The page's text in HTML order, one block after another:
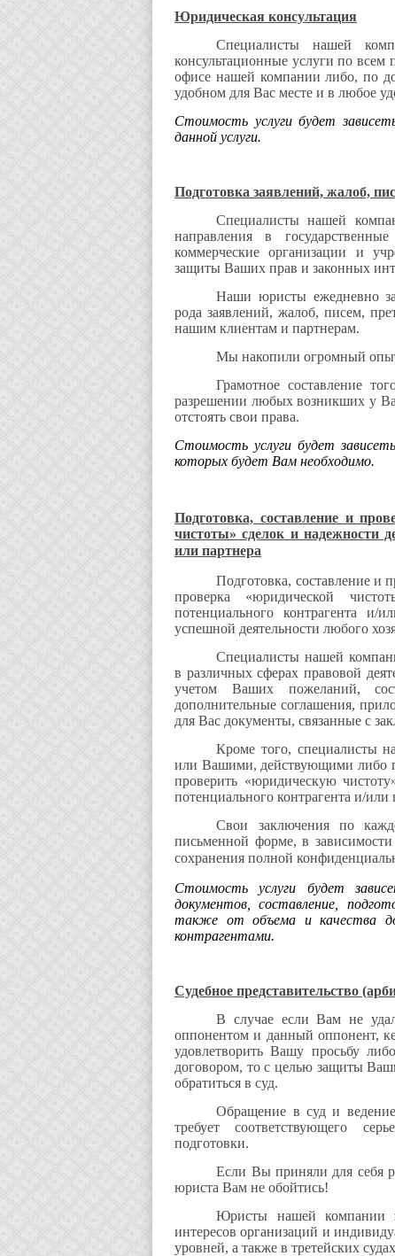
Юридическая консультация
Специалисты нашей
консультационные услуги по
офисе нашей компании либо, по
удобном для Вас месте и в любое
Стоимость услуги будет
данной услуги.
Подготовка заявлений, жалоб,
Специалисты нашей
направления в
коммерческие организации и
защиты Ваших прав и законных
Наши юристы ежедневно
рода заявлений, жалоб, писем,
нашим клиентам и партнерам.
Мы накопили огромный
Грамотное составление
разрешении любых возникших у
отстоять свои права.
Стоимость услуги будет
которых будет Вам необходимо.
Подготовка, составление и
чистоты» сделок и надежности
или партнера
Подготовка, составление и
проверка «юридической
потенциального контрагента и/
успешной деятельности любого
Специалисты нашей
в различных сферах правовой
учетом Ваших пожеланий,
дополнительные соглашения,
для Вас документы, связанные с
Кроме того, специалисты
или Вашими, действующими либо
проверить «юридическую
потенциального контрагента и/или
Свои заключения по
письменной форме, в
сохранения полной
Стоимость услуги будет
документов, составление,
также от объема и качества
контрагентами.
Судебное представительство
В случае если Вам не
оппонентом и данный оппонент,
удовлетворить Вашу просьбу
договором, то с целью защиты
обратиться в суд.
Обращение в суд и ведение
требует соответствующего
подготовки.
Если Вы приняли для себя
юриста Вам не обойтись!
Юристы нашей компании
интересов организаций и
уровней, а также в третейских